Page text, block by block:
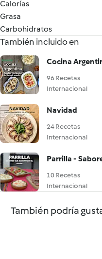
Calorías
Grasa
Carbohidratos
También incluido en
Cocina
96 Recetas
Internacional
Navidad
24 Recetas
Internacional
Parrilla -
10 Recetas
Internacional
También podría